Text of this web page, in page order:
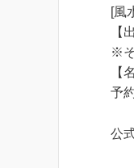
[風
【
※
【
予
公